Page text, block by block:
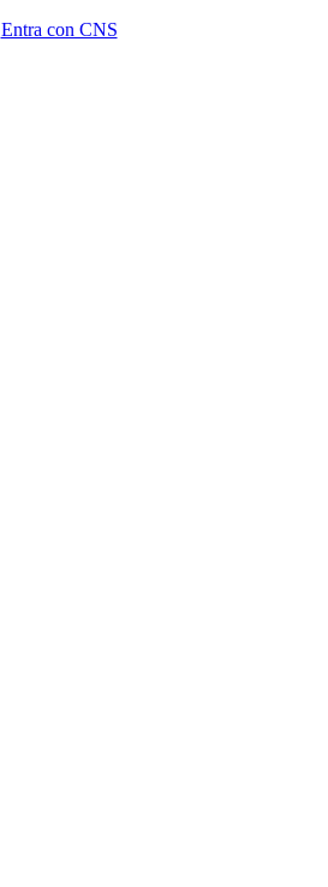
Entra con CNS